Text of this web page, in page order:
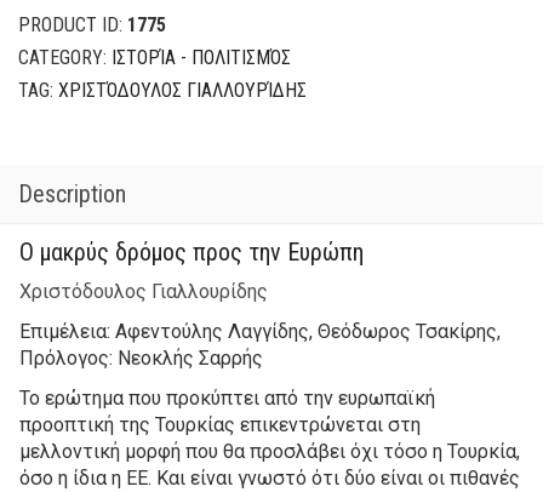
21ο
αιώνα
quantity
PRODUCT ID: 1775
CATEGORY: ΙΣΤΟΡΊΑ - ΠΟΛΙΤΙΣΜΌΣ
TAG: ΧΡΙΣΤΌΔΟΥΛΟΣ ΓΙΑΛΛΟΥΡΊΔΗΣ
Description
Ο μακρύς δρόμος προς την Ευρώπη
Χριστόδουλος Γιαλλουρίδης
Επιμέλεια: Αφεντούλης Λαγγίδης, Θεόδωρος Τσακίρης,
Πρόλογος: Νεοκλής Σαρρής
Το ερώτημα που προκύπτει από την ευρωπαϊκή
προοπτική της Τουρκίας επικεντρώνεται στη
μελλοντική μορφή που θα προσλάβει όχι τόσο η Τουρκία,
όσο η ίδια η ΕΕ. Και είναι γνωστό ότι δύο είναι οι πιθανές